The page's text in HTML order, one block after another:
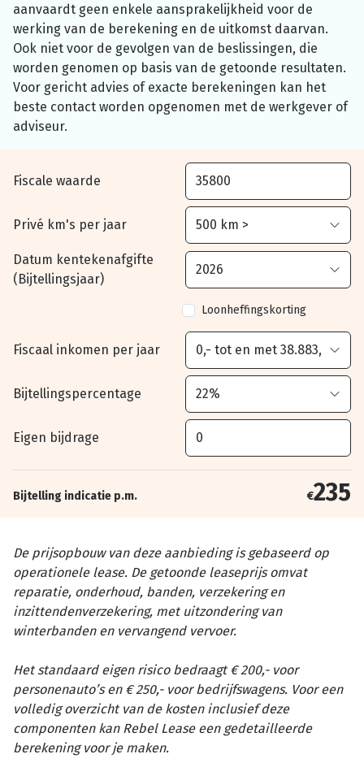
aanvaardt geen enkele aansprakelijkheid voor de
werking van de berekening en de uitkomst daarvan.
Ook niet voor de gevolgen van de beslissingen, die
worden genomen op basis van de getoonde resultaten.
Voor gericht advies of exacte berekeningen kan het
beste contact worden opgenomen met de werkgever of
adviseur.
Fiscale waarde
Privé km's per jaar
Datum kentekenafgifte
(Bijtellingsjaar)
Loonheffingskorting
Fiscaal inkomen per jaar
Bijtellingspercentage
Eigen bijdrage
Bijtelling indicatie p.m. €235
De prijsopbouw van deze aanbieding is gebaseerd op
operationele lease. De getoonde leaseprijs omvat
reparatie, onderhoud, banden, verzekering en
inzittendenverzekering, met uitzondering van
winterbanden en vervangend vervoer.
Het standaard eigen risico bedraagt € 200,- voor
personenauto’s en € 250,- voor bedrijfswagens. Voor een
volledig overzicht van de kosten inclusief deze
componenten kan Rebel Lease een gedetailleerde
berekening voor je maken.